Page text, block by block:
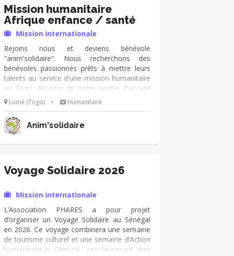
Mission humanitaire
Afrique enfance / santé
Mission internationale
Rejoins nous et deviens bénévole
"anim'solidaire". Nous recherchons des
bénévoles passionnés prêts à mettre leurs
talents au service d'une mission humanitaire
au Togo. Au sein de notre centre d'accueil
pour enfants orphelins, du rue ou en
situation de handicap, vous pourrez faire du
soutien scolaire, de l’animation socio-
éducative, de l'alphabétisation des femmes,
de l'accompagnement à la santé ou encore
vous intéresse, pas besoin d’être un expert
ou d’avoir un projet défini, c’est avant tout
vous serez accompagné.e.s dans votre
démarche.
Lomé (Togo) • Humanitaire
Anim'solidaire
Voyage Solidaire 2026
Mission internationale
L’Association PHARES a pour projet
d’organiser un Voyage Solidaire au Sénégal
en 2026. Ce voyage combinera une semaine
de tourisme culturel et une semaine d’Action
humanitaire au Sénégal ; ceci favorisant ainsi